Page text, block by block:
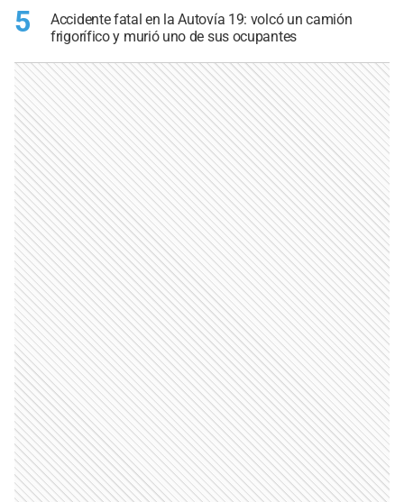
5
Accidente fatal en la Autovía 19: volcó un camión
frigorífico y murió uno de sus ocupantes